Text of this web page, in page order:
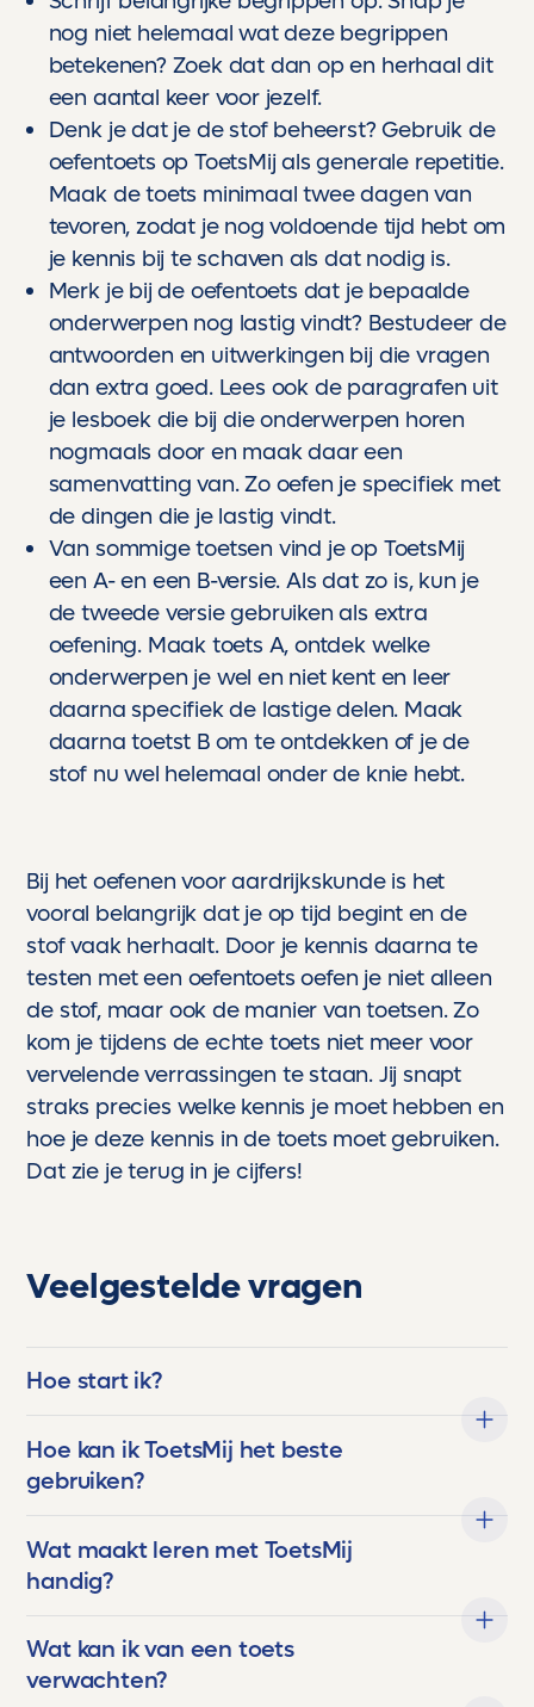
nog niet helemaal wat deze begrippen
betekenen? Zoek dat dan op en herhaal dit
een aantal keer voor jezelf.
Denk je dat je de stof beheerst? Gebruik de
oefentoets op ToetsMij als generale repetitie.
Maak de toets minimaal twee dagen van
tevoren, zodat je nog voldoende tijd hebt om
je kennis bij te schaven als dat nodig is.
Merk je bij de oefentoets dat je bepaalde
onderwerpen nog lastig vindt? Bestudeer de
antwoorden en uitwerkingen bij die vragen
dan extra goed. Lees ook de paragrafen uit
je lesboek die bij die onderwerpen horen
nogmaals door en maak daar een
samenvatting van. Zo oefen je specifiek met
de dingen die je lastig vindt.
Van sommige toetsen vind je op ToetsMij
een A- en een B-versie. Als dat zo is, kun je
de tweede versie gebruiken als extra
oefening. Maak toets A, ontdek welke
onderwerpen je wel en niet kent en leer
daarna specifiek de lastige delen. Maak
daarna toetst B om te ontdekken of je de
stof nu wel helemaal onder de knie hebt.
Bij het oefenen voor aardrijkskunde is het
vooral belangrijk dat je op tijd begint en de
stof vaak herhaalt. Door je kennis daarna te
testen met een oefentoets oefen je niet alleen
de stof, maar ook de manier van toetsen. Zo
kom je tijdens de echte toets niet meer voor
vervelende verrassingen te staan. Jij snapt
straks precies welke kennis je moet hebben en
hoe je deze kennis in de toets moet gebruiken.
Dat zie je terug in je cijfers!
Veelgestelde vragen
Hoe start ik?
Hoe kan ik ToetsMij het beste
gebruiken?
Wat maakt leren met ToetsMij
handig?
Wat kan ik van een toets
verwachten?